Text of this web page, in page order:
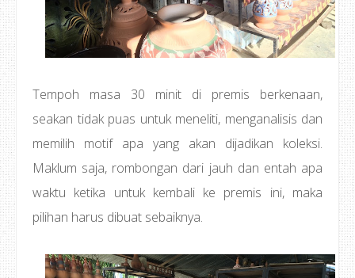
Tempoh masa 30 minit di premis berkenaan,
seakan tidak puas untuk meneliti, menganalisis dan
memilih motif apa yang akan dijadikan koleksi.
Maklum saja, rombongan dari jauh dan entah apa
waktu ketika untuk kembali ke premis ini, maka
pilihan harus dibuat sebaiknya.